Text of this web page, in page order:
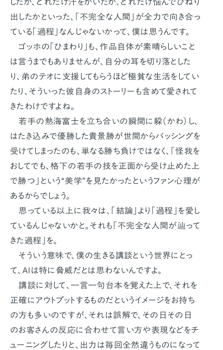
出したかといった、「不完全な人間」が全力で向き合っ
ている「過程」なんじゃないかって、僕は思うんです。
ゴッホの「ひまわり」も、作品自体が素晴らしいこと
は言うまでもありませんが、自分の耳を切り落とした
り、弟のテオに支援してもらうほど極貧な生活をしてい
たり、そういった彼自身のストーリーも含めて愛されて
きたわけですよね。
若手の熱海富士を立ち合いの瞬間に躱（かわ）し、
はたき込みで優勝した貴景勝が世間からバッシングを
受けてしまったのも、単なる勝ち負けではなく、「怪我を
おしてでも、格下の若手の技を正面から受け止めた上
で勝つ」という“美学”を見たかったというファン心理が
あるからでしょう。
思っている以上に我々は、「結論」より「過程」を愛し
ているんじゃないかと。それも「不完全な人間が辿って
きた過程」を。
そういう意味で、僕の生きる講談という世界にとっ
て、AIは特に脅威だとは思わないんですよ。
講談に対して、一言一句台本を覚えた上で、それを
正確にアウトプットするものだというイメージをお持ち
の方も多いのですが、それは誤解で、その日その日
のお客さんの反応に合わせて言い方や表現などをチ
ューニングしたりと、出力は毎回全然違うものになって